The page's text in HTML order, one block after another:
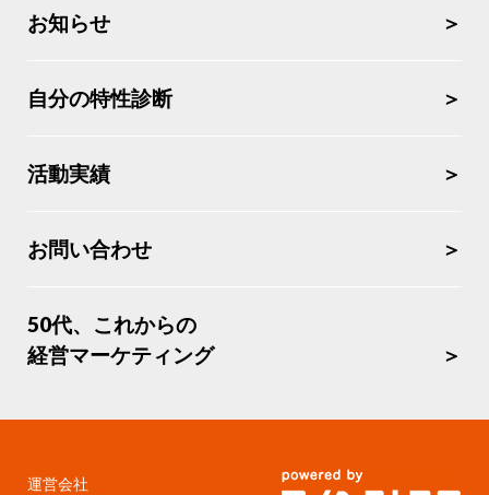
お知らせ
自分の特性診断
活動実績
お問い合わせ
50代、これからの
経営マーケティング
運営会社